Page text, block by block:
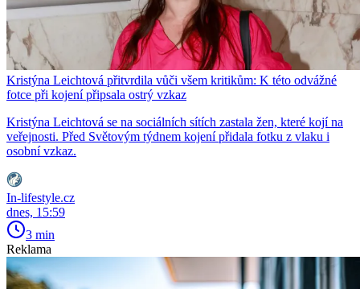
Kristýna Leichtová přitvrdila vůči všem kritikům: K této odvážné
fotce při kojení připsala ostrý vzkaz
Kristýna Leichtová se na sociálních sítích zastala žen, které kojí na
veřejnosti. Před Světovým týdnem kojení přidala fotku z vlaku i
osobní vzkaz.
In-lifestyle.cz
dnes, 15:59
3 min
Reklama